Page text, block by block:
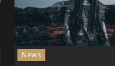
News